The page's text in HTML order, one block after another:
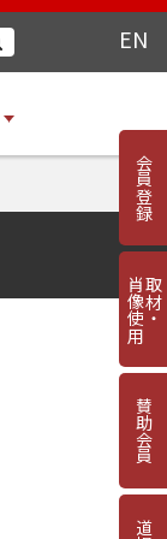
EN
会員登録
取材・
肖像使用
賛助会員